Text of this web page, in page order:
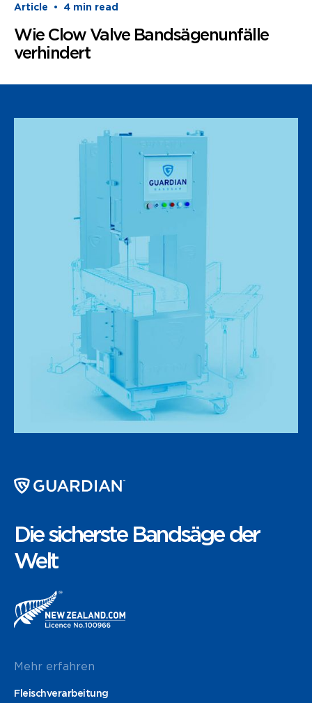
Article • 4 min read
Wie Clow Valve Bandsägenunfälle
verhindert
Die sicherste Bandsäge der
Welt
Mehr erfahren
Fleischverarbeitung